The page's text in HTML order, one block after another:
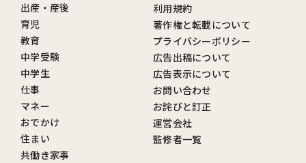
出産・産後
育児
教育
中学受験
中学生
仕事
マネー
おでかけ
住まい
共働き家事
利用規約
著作権と転載について
プライバシーポリシー
広告出稿について
広告表示について
お問い合わせ
お詫びと訂正
運営会社
監修者一覧